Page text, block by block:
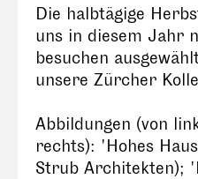
Die halbtägige
uns in diesem Jahr
besuchen
unsere Zürcher
Abbildungen (von
rechts): 'Hohes
Strub Architekten);